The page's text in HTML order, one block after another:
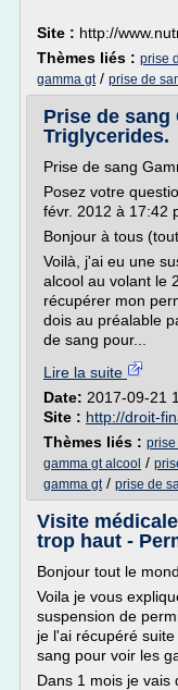
Site : http://
Thèmes liés : prise
gamma gt/ prise de
Prise de sang
Triglycerides.
Prise de sang
Posez votre
févr. 2012 à 17:42
Bonjour à tous
Voilà, j'ai eu une
alcool au volant le
récupérer mon
dois au préalable
de sang pour...
Lire la suite
Date: 2017-09-21
Site : http://droit-
Thèmes liés : prise
gamma gt alcool /
gamma gt/ prise de
Visite
trop haut -
Bonjour tout le
Voila je vous
suspension de
je l'ai récupéré
sang pour voir les
Dans 1 mois je vais